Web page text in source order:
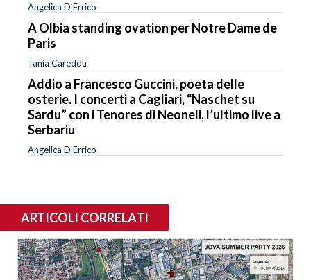
Angelica D'Errico
A Olbia standing ovation per Notre Dame de
Paris
Tania Careddu
Addio a Francesco Guccini, poeta delle
osterie. I concerti a Cagliari, “Naschet su
Sardu” con i Tenores di Neoneli, l’ultimo live a
Serbariu
Angelica D’Errico
ARTICOLI CORRELATI